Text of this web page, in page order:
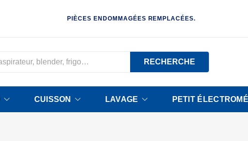
PIÈCES ENDOMMAGÉES REMPLACÉES.
RECHERCHE
CUISSON LAVAGE PETIT